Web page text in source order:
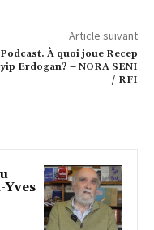
Article suivant
Podcast. À quoi joue Recep
Erdogan? – NORA SENI
/ RFI